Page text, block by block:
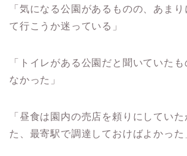
「気になる公園があるものの、あまり
て行こうか迷っている」
「トイレがある公園だと聞いていた
なかった」
「昼食は園内の売店を頼りにしてい
た、最寄駅で調達しておけばよかった